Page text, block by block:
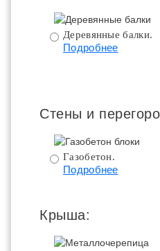
Деревянные балки.
Подробнее
Стены и
Газобетон.
Подробнее
Крыша: